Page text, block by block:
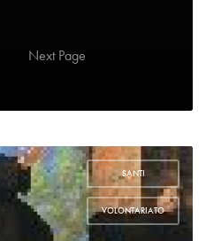
SANTI
,
VOLONTARIATO
Next Page